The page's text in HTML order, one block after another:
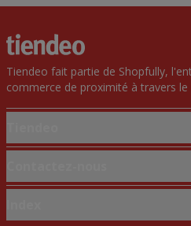
Tiendeo fait partie de Shopfully,
commerce de proximité à travers le
Solutions professionnelles
Magasin mal situé sur la carte